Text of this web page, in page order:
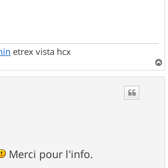
etrex vista hcx
a
Merci pour l'info.